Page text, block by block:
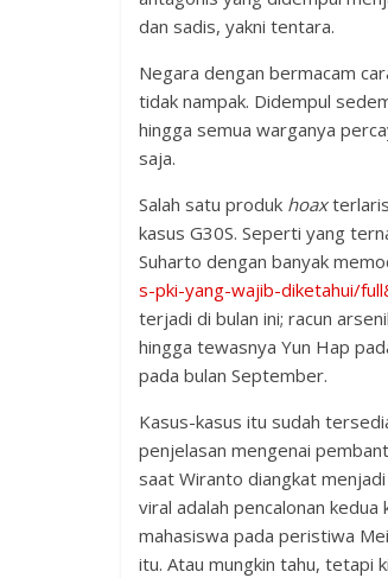
dan sadis, yakni tentara.
Negara dengan bermacam
tidak nampak. Didempul
hingga semua warganya
saja.
Salah satu produk hoax
kasus G30S. Seperti yang
Suharto dengan banyak
s-pki-yang-wajib-diketahui/
terjadi di bulan ini; racun
hingga tewasnya Yun Hap
pada bulan September.
Kasus-kasus itu sudah
penjelasan mengenai
saat Wiranto diangkat
viral adalah pencalonan
mahasiswa pada peristiwa
itu. Atau mungkin tahu, tetapi